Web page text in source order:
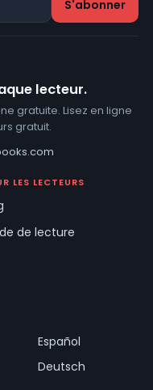
lecteur.
gratuite. Lisez en ligne
gratuit.
LES LECTEURS
de lecture
Español
Deutsch